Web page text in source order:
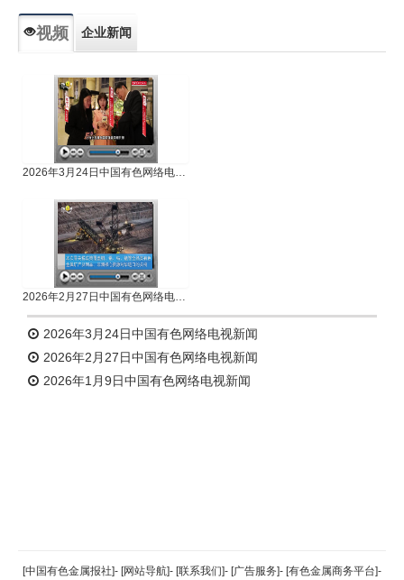
视频 企业新闻
2026年3月24日中国有色网络电视新闻
2026年2月27日中国有色网络电视新闻
2026年3月24日中国有色网络电视新闻
2026年2月27日中国有色网络电视新闻
2026年1月9日中国有色网络电视新闻
返回顶部
[中国有色金属报社]- [网站导航]- [联系我们]- [广告服务]- [有色金属商务平台]-